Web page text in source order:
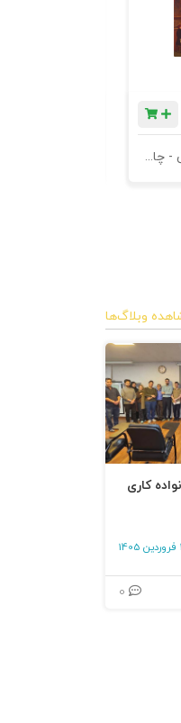
کتاب علم قصه گویی - چاپ سوم
وبلاگ‌ها
کاری